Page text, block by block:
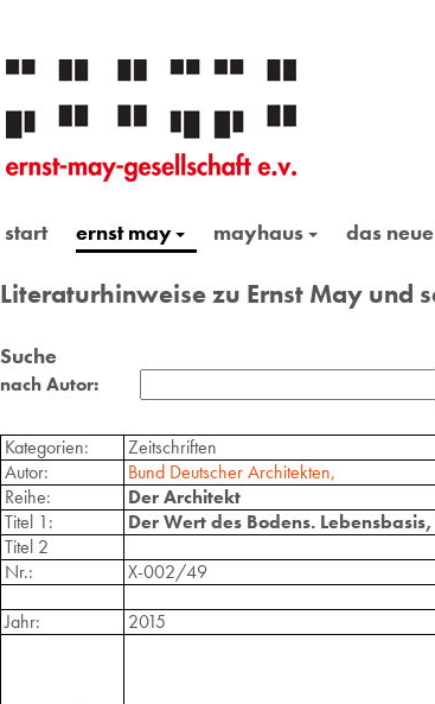
start ernst may mayhaus das
Literaturhinweise zu Ernst May und
Suche
nach Autor:
Kategorien:
Zeitschriften
Autor:
Bund Deutscher Architekten,
Reihe:
Der Architekt
Titel 1:
Der Wert des Bodens.
Titel 2
Nr.:
X-002/49
Jahr:
2015